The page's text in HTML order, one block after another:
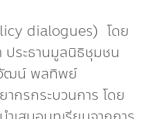
dialogues) โดย
ประธานมูลนิธิชุมชน
วัฒน์ พลทิพย์
กรกระบวนการ โดย